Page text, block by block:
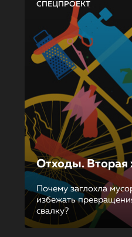
СПЕЦПРОЕКТ
Отходы. Вторая
Почему заглохла
избежать
свалку?